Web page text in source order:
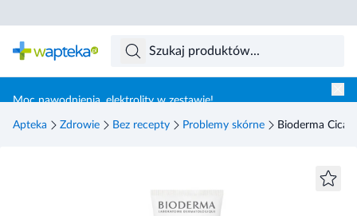
Moc nawodnienia, elektrolity w zestawie!
Apteka Zdrowie Bez recepty Problemy skórne Bioderma